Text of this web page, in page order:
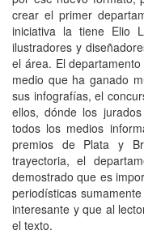
crear el primer
iniciativa la tiene Elio
ilustradores y
el área. El
medio que ha ganado
sus infografías, el
ellos, dónde los
todos los medios
premios de Plata y
trayectoria, el
demostrado que es
periodísticas
interesante y que al
el texto.